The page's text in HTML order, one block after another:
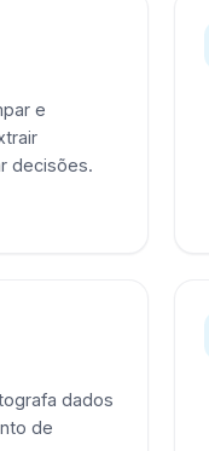
e
decisões.
dados
de